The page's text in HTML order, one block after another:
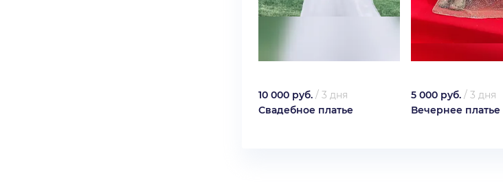
10 000 руб. / 3 дня
Свадебное платье
5 000 руб. / 3 дня
Вечернее платье